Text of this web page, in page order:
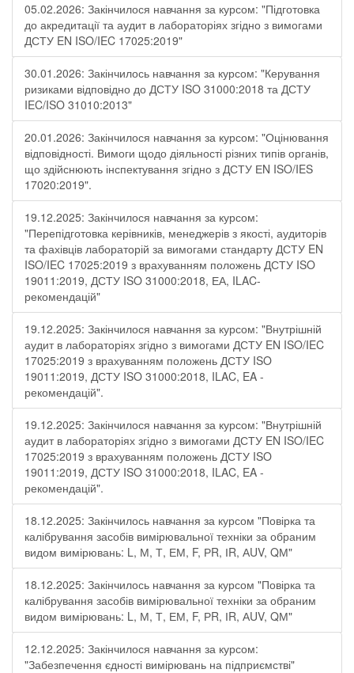
05.02.2026: Закінчилося навчання за курсом: "Підготовка
до акредитації та аудит в лабораторіях згідно з вимогами
ДСТУ EN ISO/IEC 17025:2019"
30.01.2026: Закінчилось навчання за курсом: "Керування
ризиками відповідно до ДСТУ ISO 31000:2018 та ДСТУ
IEC/ISO 31010:2013"
20.01.2026: Закінчилося навчання за курсом: "Оцінювання
відповідності. Вимоги щодо діяльності різних типів органів,
що здійснюють інспектування згідно з ДСТУ ЕN ISO/IES
17020:2019".
19.12.2025: Закінчилося навчання за курсом:
"Перепідготовка керівників, менеджерів з якості, аудиторів
та фахівців лабораторій за вимогами стандарту ДСТУ EN
ISO/IEC 17025:2019 з врахуванням положень ДСТУ ISO
19011:2019, ДСТУ ISO 31000:2018, ЕА, ILAC-
рекомендацій"
19.12.2025: Закінчилося навчання за курсом: "Внутрішній
аудит в лабораторіях згідно з вимогами ДСТУ EN ISO/IEC
17025:2019 з врахуванням положень ДСТУ ISO
19011:2019, ДСТУ ISO 31000:2018, ILAC, EA -
рекомендацій".
19.12.2025: Закінчилося навчання за курсом: "Внутрішній
аудит в лабораторіях згідно з вимогами ДСТУ EN ISO/IEC
17025:2019 з врахуванням положень ДСТУ ISO
19011:2019, ДСТУ ISO 31000:2018, ILAC, EA -
рекомендацій".
18.12.2025: Закінчилось навчання за курсом "Повірка та
калібрування засобів вимірювальної техніки за обраним
видом вимірювань: L, М, Т, ЕМ, F, РR, ІR, АUV, QМ"
18.12.2025: Закінчилось навчання за курсом "Повірка та
калібрування засобів вимірювальної техніки за обраним
видом вимірювань: L, М, Т, ЕМ, F, РR, ІR, АUV, QМ"
12.12.2025: Закінчилося навчання за курсом:
"Забезпечення єдності вимірювань на підприємстві"